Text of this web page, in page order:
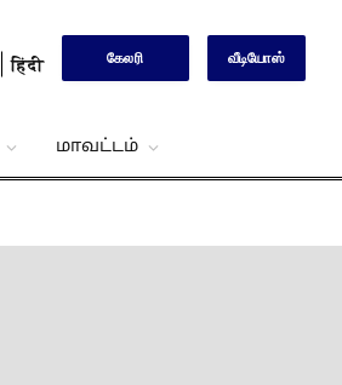
हिंदी கேலரி வீடியோஸ்
மாவட்டம்